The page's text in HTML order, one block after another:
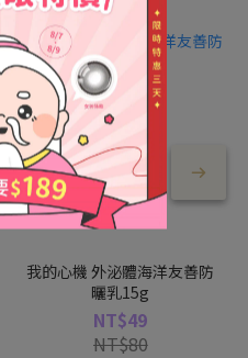
我的心機 外泌體海洋友善防
曬乳15g
NT$49
NT$80